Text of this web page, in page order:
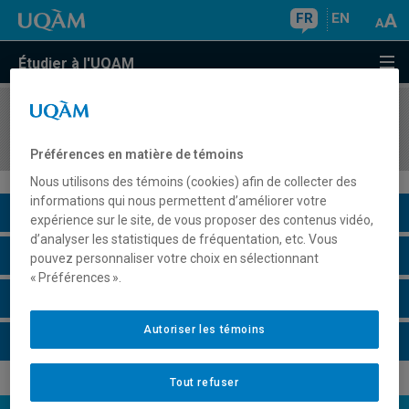
FR EN
Étudier à l'UQAM
COURS//
Description du cours
Horaire - Été 2026
Préférences en matière de témoins
Nous utilisons des témoins (cookies) afin de collecter des
informations qui nous permettent d’améliorer votre
expérience sur le site, de vous proposer des contenus vidéo,
d’analyser les statistiques de fréquentation, etc. Vous
pouvez personnaliser votre choix en sélectionnant
« Préférences ».
Tout refuser
Autoriser les témoins